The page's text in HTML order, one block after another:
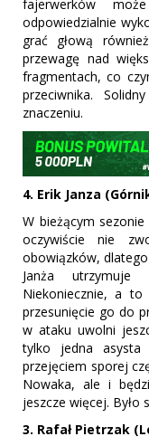
fajerwerków
odpowiedzialnie
grać głową
przewagę nad
fragmentach, co
przeciwnika.
znaczeniu.
4. Erik Janza
W bieżącym sezonie
oczywiście nie
obowiązków,
Janża utrzymuje
Niekoniecznie, a to
przesunięcie go do
w ataku uwolni
tylko jedna
przejęciem sporej
Nowaka, ale i
jeszcze więcej. Było
3. Rafał Pietrzak